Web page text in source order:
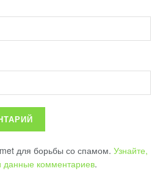
для борьбы со спамом. Узнайте,
данные комментариев.